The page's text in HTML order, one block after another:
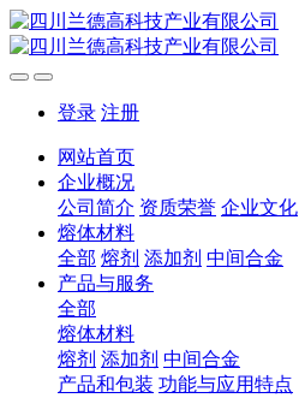
登录 注册
网站首页
企业概况
公司简介 资质荣誉 企业文化
熔体材料
全部 熔剂 添加剂 中间合金
产品与服务
全部
熔体材料
熔剂 添加剂 中间合金
产品和包装 功能与应用特点